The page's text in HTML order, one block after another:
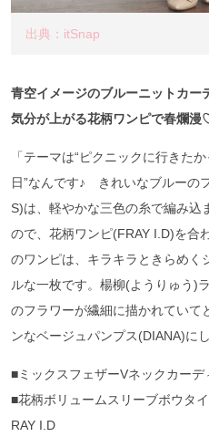
出典：itSnap
青空イメージのブルーニットカー
気分が上がる花柄ワンピで春爛漫
「テーマは“ピクニックに行きた
日”なんです♪ きれいなブルーの
S)は、軽やかな三色の糸で編み込
ので、花柄ワンピ(FRAY I.D)を合
のワンピは、キラキラときらめく
ルな一枚です。楊柳(ようりゅう)
のフラワーが繊細に描かれてい
ンなベージュパンプス(DIANA)にし
■ミックスフェザーVネックカー
■花柄ボリュームスリーブボウタ
RAY I.D